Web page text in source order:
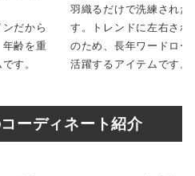
だから
齢を重
す。
羽織るだけで洗練された
す。トレンドに左右され
のため、長年ワードロー
活躍するアイテムです。
ーディネート紹介